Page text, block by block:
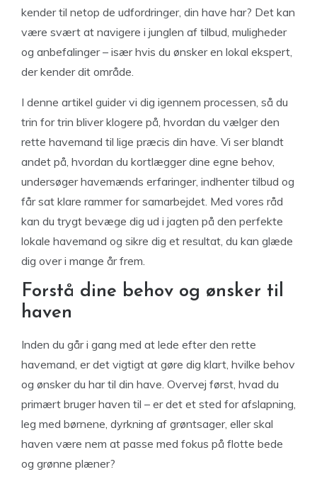
kender til netop de udfordringer, din have har? Det kan
være svært at navigere i junglen af tilbud, muligheder
og anbefalinger – især hvis du ønsker en lokal ekspert,
der kender dit område.
I denne artikel guider vi dig igennem processen, så du
trin for trin bliver klogere på, hvordan du vælger den
rette havemand til lige præcis din have. Vi ser blandt
andet på, hvordan du kortlægger dine egne behov,
undersøger havemænds erfaringer, indhenter tilbud og
får sat klare rammer for samarbejdet. Med vores råd
kan du trygt bevæge dig ud i jagten på den perfekte
lokale havemand og sikre dig et resultat, du kan glæde
dig over i mange år frem.
Forstå dine behov og ønsker til
haven
Inden du går i gang med at lede efter den rette
havemand, er det vigtigt at gøre dig klart, hvilke behov
og ønsker du har til din have. Overvej først, hvad du
primært bruger haven til – er det et sted for afslapning,
leg med børnene, dyrkning af grøntsager, eller skal
haven være nem at passe med fokus på flotte bede
og grønne plæner?